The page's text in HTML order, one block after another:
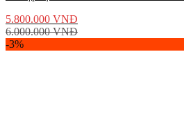
5.800.000 VNĐ
6.000.000VNĐ
-3%